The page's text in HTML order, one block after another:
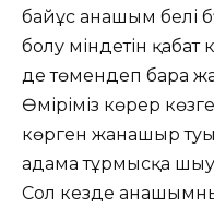
байғұс анашым белі
болу міндетін қабат
де төмендеп бара
Өміріміз көрер
көрген жанашыр
адамға тұрмысқа
Сол кезде